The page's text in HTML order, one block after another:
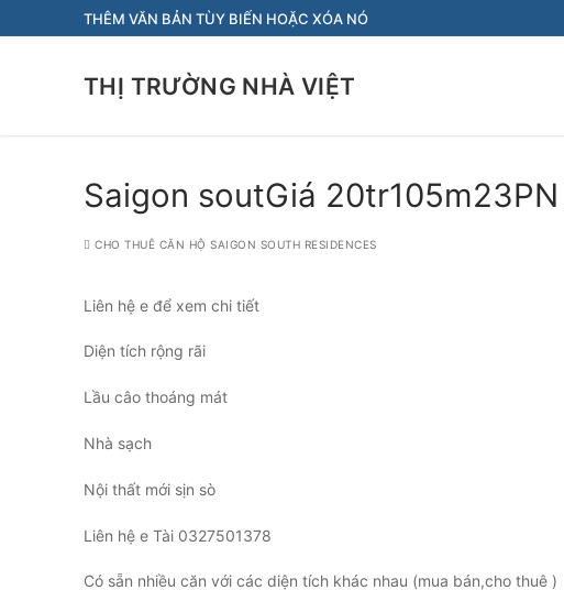
đến
THÊM VĂN BẢN TÙY BIẾN HOẶC XÓA NÓ
THỊ TRƯỜNG NHÀ VIỆT
Saigon soutGiá
CHO THUÊ CĂN HỘ SAIGON SOUTH RESIDENCES
Liên hệ e để xem chi tiết
Diện tích rộng rãi
Lầu câo thoáng mát
Nhà sạch
Nội thất mới sịn sò
Liên hệ e Tài 0327501378
Có sẵn nhiều căn với các diện tích khác nhau (mua bán,cho thuê )